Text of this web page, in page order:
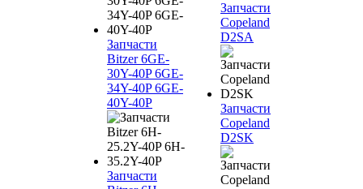
Запчасти
Bitzer 6GE-
30Y-40P 6GE-
34Y-40P 6GE-
40Y-40P
Запчасти
Запчасти
Copeland
D2SA
Запчасти
Copeland
D2SK